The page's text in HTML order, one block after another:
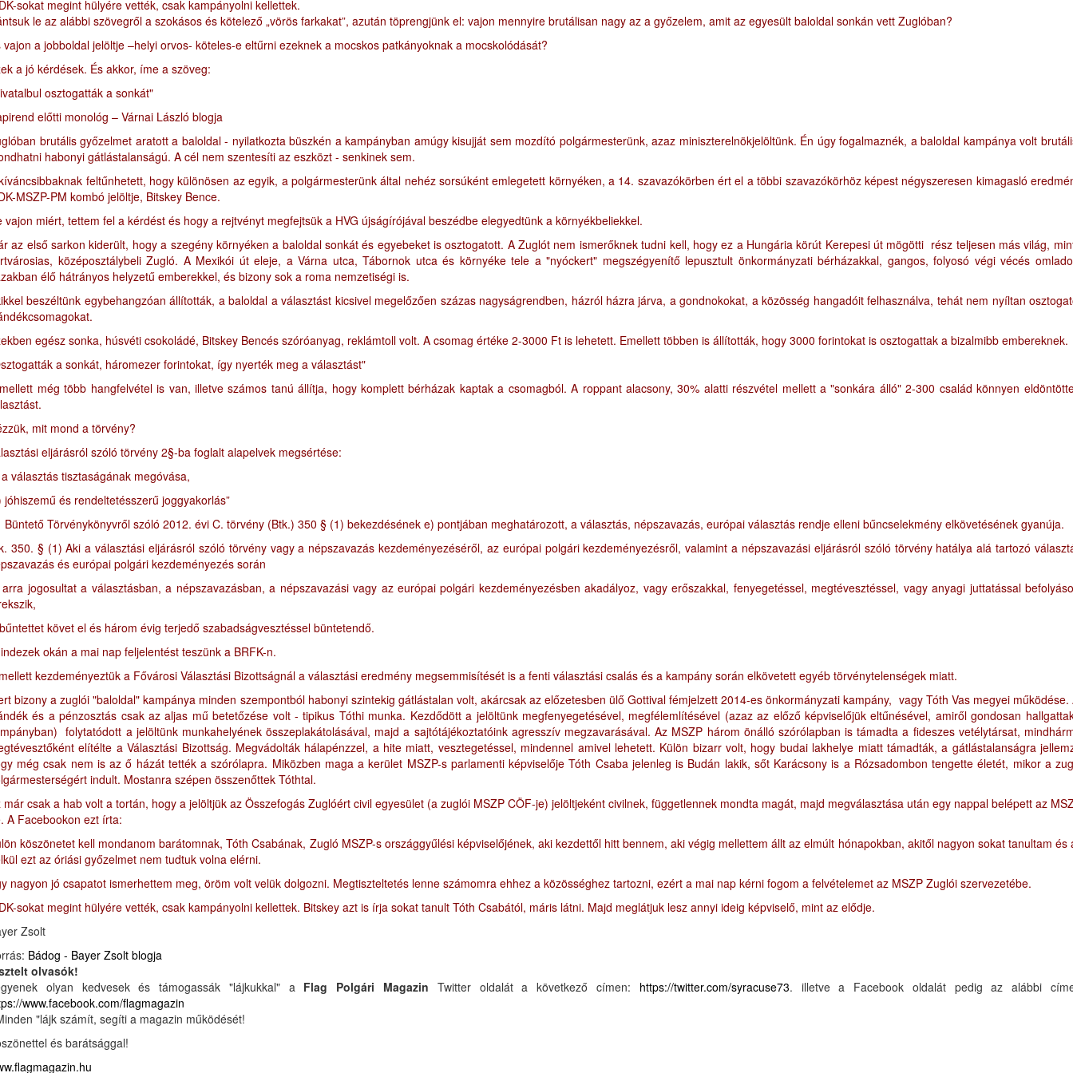
sokat megint hülyére vették, csak kampányolni kellettek.
le az alábbi szövegről a szokásos és kötelező „vörös farkakat”, azután töprengjünk el: vajon mennyire brutálisan nagy az a győzelem, amit az egyesült baloldal sonkán vett Zuglóban?
vajon a jobboldal jelöltje –helyi orvos- köteles-e eltűrni ezeknek a mocskos patkányoknak a mocskolódását?
a jó kérdések. És akkor, íme a szöveg:
osztogatták a sonkát"
előtti monológ – Várnai László blogja
brutális győzelmet aratott a baloldal - nyilatkozta büszkén a kampányban amúgy kisujját sem mozdító polgármesterünk, azaz miniszterelnökjelöltünk. Én úgy fogalmaznék, a baloldal kampánya volt
habonyi gátlástalanságú. A cél nem szentesíti az eszközt - senkinek sem.
feltűnhetett, hogy különösen az egyik, a polgármesterünk által nehéz sorsúként emlegetett környéken, a 14. szavazókörben ért el a többi szavazókörhöz képest négyszeresen kimagasló
MSZP-PM kombó jelöltje, Bitskey Bence.
vajon miért, tettem fel a kérdést és hogy a rejtvényt megfejtsük a HVG újságírójával beszédbe elegyedtünk a környékbeliekkel.
az első sarkon kiderült, hogy a szegény környéken a baloldal sonkát és egyebeket is osztogatott. A Zuglót nem ismerőknek tudni kell, hogy ez a Hungária körút Kerepesi út mögötti rész teljesen más világ,
középosztálybeli Zugló. A Mexikói út eleje, a Várna utca, Tábornok utca és környéke tele a "nyóckert" megszégyenítő lepusztult önkormányzati bérházakkal, gangos, folyosó végi vécés
élő hátrányos helyzetű emberekkel, és bizony sok a roma nemzetiségi is.
beszéltünk egybehangzóan állították, a baloldal a választást kicsivel megelőzően százas nagyságrendben, házról házra járva, a gondnokokat, a közösség hangadóit felhasználva, tehát nem nyíltan
egész sonka, húsvéti csokoládé, Bitskey Bencés szóróanyag, reklámtoll volt. A csomag értéke 2-3000 Ft is lehetett. Emellett többen is állították, hogy 3000 forintokat is osztogattak a bizalmibb embereknek.
a sonkát, háromezer forintokat, így nyerték meg a választást"
még több hangfelvétel is van, illetve számos tanú állítja, hogy komplett bérházak kaptak a csomagból. A roppant alacsony, 30% alatti részvétel mellett a "sonkára álló" 2-300 család könnyen
mit mond a törvény?
eljárásról szóló törvény 2§-ba foglalt alapelvek megsértése:
választás tisztaságának megóvása,
jóhiszemű és rendeltetésszerű joggyakorlás”
Törvénykönyvről szóló 2012. évi C. törvény (Btk.) 350 § (1) bekezdésének e) pontjában meghatározott, a választás, népszavazás, európai választás rendje elleni bűncselekmény elkövetésének gyanúja.
350. § (1) Aki a választási eljárásról szóló törvény vagy a népszavazás kezdeményezéséről, az európai polgári kezdeményezésről, valamint a népszavazási eljárásról szóló törvény hatálya alá tartozó
és európai polgári kezdeményezés során
jogosultat a választásban, a népszavazásban, a népszavazási vagy az európai polgári kezdeményezésben akadályoz, vagy erőszakkal, fenyegetéssel, megtévesztéssel, vagy anyagi juttatással
követ el és három évig terjedő szabadságvesztéssel büntetendő.
okán a mai nap feljelentést teszünk a BRFK-n.
kezdeményeztük a Fővárosi Választási Bizottságnál a választási eredmény megsemmisítését is a fenti választási csalás és a kampány során elkövetett egyéb törvénytelenségek miatt.
bizony a zuglói "baloldal" kampánya minden szempontból habonyi szintekig gátlástalan volt, akárcsak az előzetesben ülő Gottival fémjelzett 2014-es önkormányzati kampány, vagy Tóth Vas megyei működése.
és a pénzosztás csak az aljas mű betetőzése volt - tipikus Tóthi munka. Kezdődött a jelöltünk megfenyegetésével, megfélemlítésével (azaz az előző képviselőjük eltűnésével, amiről gondosan
folytatódott a jelöltünk munkahelyének összeplakátolásával, majd a sajtótájékoztatóink agresszív megzavarásával. Az MSZP három önálló szórólapban is támadta a fideszes vetélytársat,
elítélte a Választási Bizottság. Megvádolták hálapénzzel, a hite miatt, vesztegetéssel, mindennel amivel lehetett. Külön bizarr volt, hogy budai lakhelye miatt támadták, a gátlástalanságra
még csak nem is az ő házát tették a szórólapra. Miközben maga a kerület MSZP-s parlamenti képviselője Tóth Csaba jelenleg is Budán lakik, sőt Karácsony is a Rózsadombon tengette életét, mikor a
indult. Mostanra szépen összenőttek Tóthtal.
már csak a hab volt a tortán, hogy a jelöltjük az Összefogás Zuglóért civil egyesület (a zuglói MSZP CÖF-je) jelöltjeként civilnek, függetlennek mondta magát, majd megválasztása után egy nappal belépett az
A Facebookon ezt írta:
köszönetet kell mondanom barátomnak, Tóth Csabának, Zugló MSZP-s országgyűlési képviselőjének, aki kezdettől hitt bennem, aki végig mellettem állt az elmúlt hónapokban, akitől nagyon sokat tanultam és
ezt az óriási győzelmet nem tudtuk volna elérni.
nagyon jó csapatot ismerhettem meg, öröm volt velük dolgozni. Megtiszteltetés lenne számomra ehhez a közösséghez tartozni, ezért a mai nap kérni fogom a felvételemet az MSZP Zuglói szervezetébe.
sokat megint hülyére vették, csak kampányolni kellettek. Bitskey azt is írja sokat tanult Tóth Csabától, máris látni. Majd meglátjuk lesz annyi ideig képviselő, mint az elődje.
Zsolt
Bádog - Bayer Zsolt blogja
olvasók!
olyan kedvesek és támogassák "lájkukkal" a Flag Polgári Magazin Twitter oldalát a következő címen: https://twitter.com/syracuse73. illetve a Facebook oldalát pedig az alábbi
www.facebook.com/flagmagazin
"lájk számít, segíti a magazin működését!
és barátsággal!